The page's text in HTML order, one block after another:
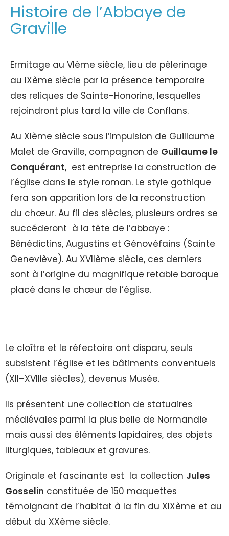
Histoire de l’Abbaye de
Graville
Ermitage au VIème siècle, lieu de pèlerinage
au IXème siècle par la présence temporaire
des reliques de Sainte-Honorine, lesquelles
rejoindront plus tard la ville de Conflans.
Au XIème siècle sous l’impulsion de Guillaume
Malet de Graville, compagnon de Guillaume le
Conquérant, est entreprise la construction de
l’église dans le style roman. Le style gothique
fera son apparition lors de la reconstruction
du chœur. Au fil des siècles, plusieurs ordres se
succéderont à la tête de l’abbaye :
Bénédictins, Augustins et Génovéfains (Sainte
Geneviève). Au XVIIème siècle, ces derniers
sont à l’origine du magnifique retable baroque
placé dans le chœur de l’église.
Le cloître et le réfectoire ont disparu, seuls
subsistent l’église et les bâtiments conventuels
(XII–XVIIIe siècles), devenus Musée.
Ils présentent une collection de statuaires
médiévales parmi la plus belle de Normandie
mais aussi des éléments lapidaires, des objets
liturgiques, tableaux et gravures.
Originale et fascinante est la collection Jules
Gosselin constituée de 150 maquettes
témoignant de l’habitat à la fin du XIXème et au
début du XXème siècle.